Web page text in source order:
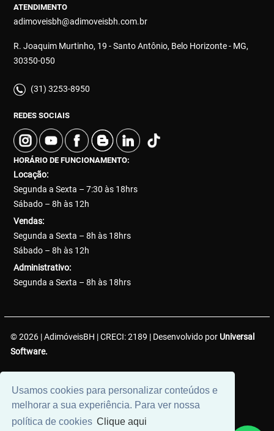
Usamos cookies para personalizar conteúdos e
melhorar a sua experiência. Para ver nossa
política de cookies Clique aqui
ATENDIMENTO
adimoveisbh@adimoveisbh.com.br
R. Joaquim Murtinho, 19 - Santo Antônio, Belo Horizonte - MG,
30350-050
(31) 3253-8950
REDES SOCIAIS
HORÁRIO DE FUNCIONAMENTO:
Locação:
Segunda a Sexta – 7:30 às 18hrs
Sábado – 8h às 12h
Vendas:
Segunda a Sexta – 8h às 18hrs
Sábado – 8h às 12h
Administrativo:
Segunda a Sexta – 8h às 18hrs
© 2026 | AdimóveisBH | CRECI: 2189 | Desenvolvido por Universal
Software.
38.737.425/0001-50